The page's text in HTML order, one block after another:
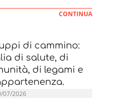
CONTINUA
di cammino:
di salute, di
di legami e
07/2026